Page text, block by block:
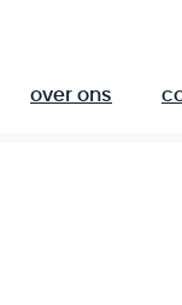
over ons